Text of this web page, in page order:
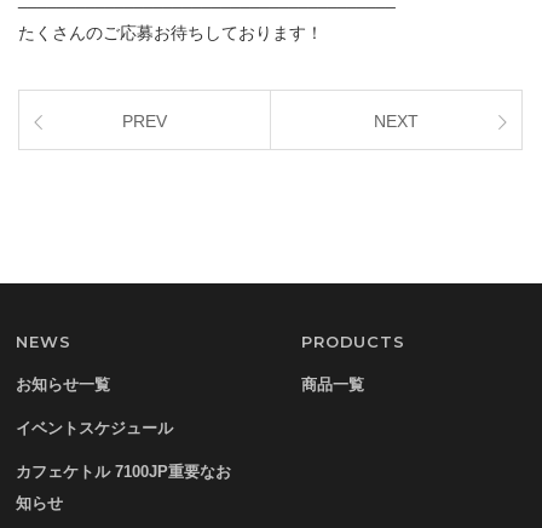
たくさんのご応募お待ちしております！
PREV NEXT
NEWS
お知らせ一覧
イベントスケジュール
カフェケトル 7100JP重要なお
知らせ
PRODUCTS
商品一覧